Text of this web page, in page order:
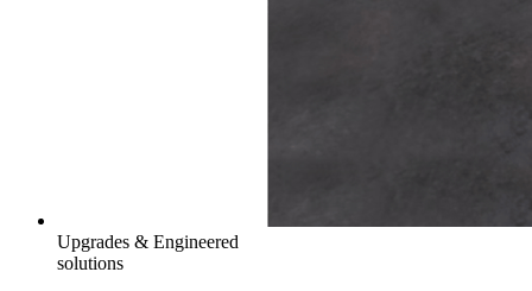
Upgrades & Engineered
solutions